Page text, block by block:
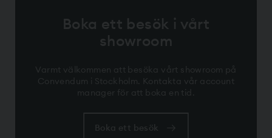
Boka ett besök i vårt
showroom
Varmt välkommen att besöka vårt showroom på
Convendum i Stockholm. Kontakta vår account
manager för att boka en tid.
Boka ett besök